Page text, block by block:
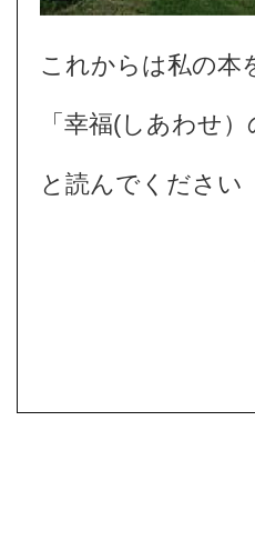
これからは私の本
「幸福(しあわせ）
と読んでください